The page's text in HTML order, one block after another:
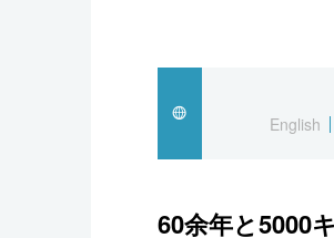
English
60余年と5000